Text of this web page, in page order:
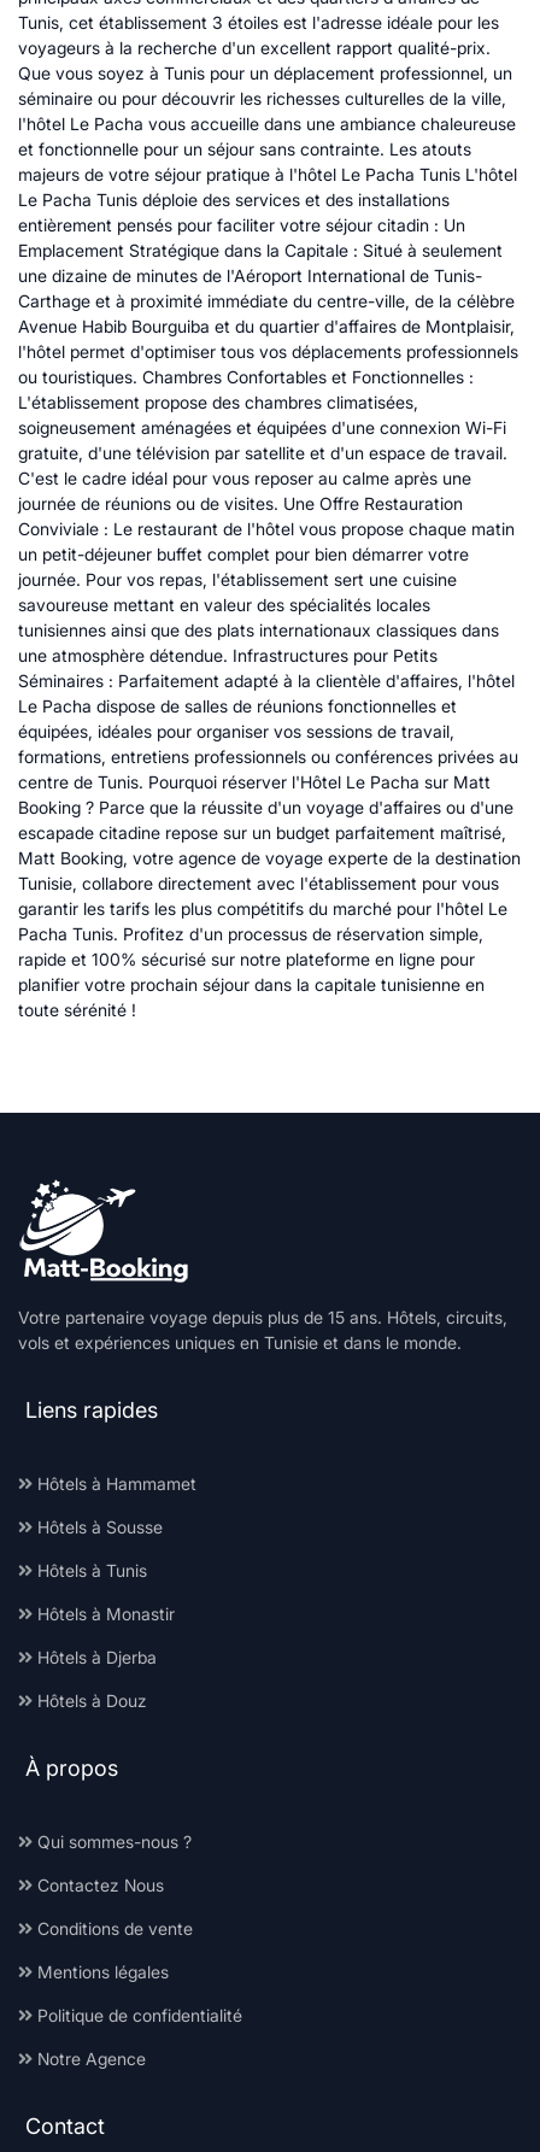
Tunis, cet établissement 3 étoiles est l'adresse idéale pour les
voyageurs à la recherche d'un excellent rapport qualité-prix.
Que vous soyez à Tunis pour un déplacement professionnel, un
séminaire ou pour découvrir les richesses culturelles de la ville,
l'hôtel Le Pacha vous accueille dans une ambiance chaleureuse
et fonctionnelle pour un séjour sans contrainte. Les atouts
majeurs de votre séjour pratique à l'hôtel Le Pacha Tunis L'hôtel
Le Pacha Tunis déploie des services et des installations
entièrement pensés pour faciliter votre séjour citadin : Un
Emplacement Stratégique dans la Capitale : Situé à seulement
une dizaine de minutes de l'Aéroport International de Tunis-
Carthage et à proximité immédiate du centre-ville, de la célèbre
Avenue Habib Bourguiba et du quartier d'affaires de Montplaisir,
l'hôtel permet d'optimiser tous vos déplacements professionnels
ou touristiques. Chambres Confortables et Fonctionnelles :
L'établissement propose des chambres climatisées,
soigneusement aménagées et équipées d'une connexion Wi-Fi
gratuite, d'une télévision par satellite et d'un espace de travail.
C'est le cadre idéal pour vous reposer au calme après une
journée de réunions ou de visites. Une Offre Restauration
Conviviale : Le restaurant de l'hôtel vous propose chaque matin
un petit-déjeuner buffet complet pour bien démarrer votre
journée. Pour vos repas, l'établissement sert une cuisine
savoureuse mettant en valeur des spécialités locales
tunisiennes ainsi que des plats internationaux classiques dans
une atmosphère détendue. Infrastructures pour Petits
Séminaires : Parfaitement adapté à la clientèle d'affaires, l'hôtel
Le Pacha dispose de salles de réunions fonctionnelles et
équipées, idéales pour organiser vos sessions de travail,
formations, entretiens professionnels ou conférences privées au
centre de Tunis. Pourquoi réserver l'Hôtel Le Pacha sur Matt
Booking ? Parce que la réussite d'un voyage d'affaires ou d'une
escapade citadine repose sur un budget parfaitement maîtrisé,
Matt Booking, votre agence de voyage experte de la destination
Tunisie, collabore directement avec l'établissement pour vous
garantir les tarifs les plus compétitifs du marché pour l'hôtel Le
Pacha Tunis. Profitez d'un processus de réservation simple,
rapide et 100% sécurisé sur notre plateforme en ligne pour
planifier votre prochain séjour dans la capitale tunisienne en
toute sérénité !
Votre partenaire voyage depuis plus de 15 ans. Hôtels, circuits,
vols et expériences uniques en Tunisie et dans le monde.
Liens rapides
Hôtels à Hammamet
Hôtels à Sousse
Hôtels à Tunis
Hôtels à Monastir
Hôtels à Djerba
Hôtels à Douz
À propos
Qui sommes-nous ?
Contactez Nous
Conditions de vente
Mentions légales
Politique de confidentialité
Notre Agence
Contact